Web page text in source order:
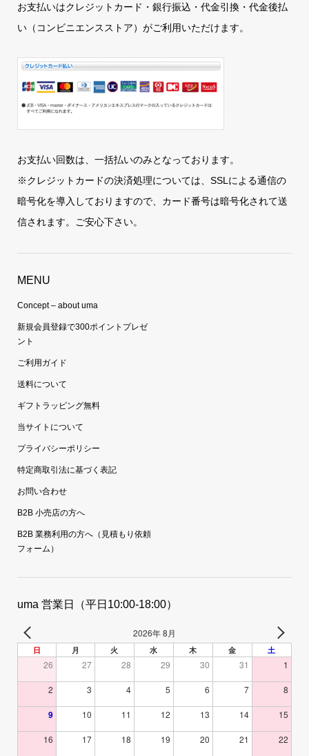
お支払いはクレジットカード・銀行振込・代金引換・代金後払
い（コンビニエンスストア）がご利用いただけます。
お支払い回数は、一括払いのみとなっております。
※クレジットカードの決済処理については、SSLによる通信の
暗号化を導入しておりますので、カード番号は暗号化されて送
信されます。ご安心下さい。
MENU
Concept – about uma
新規会員登録で300ポイントプレゼ
ント
ご利用ガイド
送料について
ギフトラッピング無料
当サイトについて
プライバシーポリシー
特定商取引法に基づく表記
お問い合わせ
B2B 小売店の方へ
B2B 業務利用の方へ（見積もり依頼
フォーム）
uma 営業日（平日10:00-18:00）
2026年 8月
日 月 火 水 木 金 土
26 27 28 29 30 31 1
2 3 4 5 6 7 8
9 10 11 12 13 14 15
16 17 18 19 20 21 22